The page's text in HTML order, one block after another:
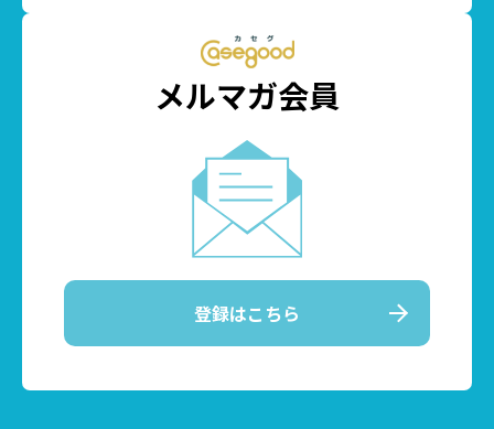
メルマガ会員
登録はこちら